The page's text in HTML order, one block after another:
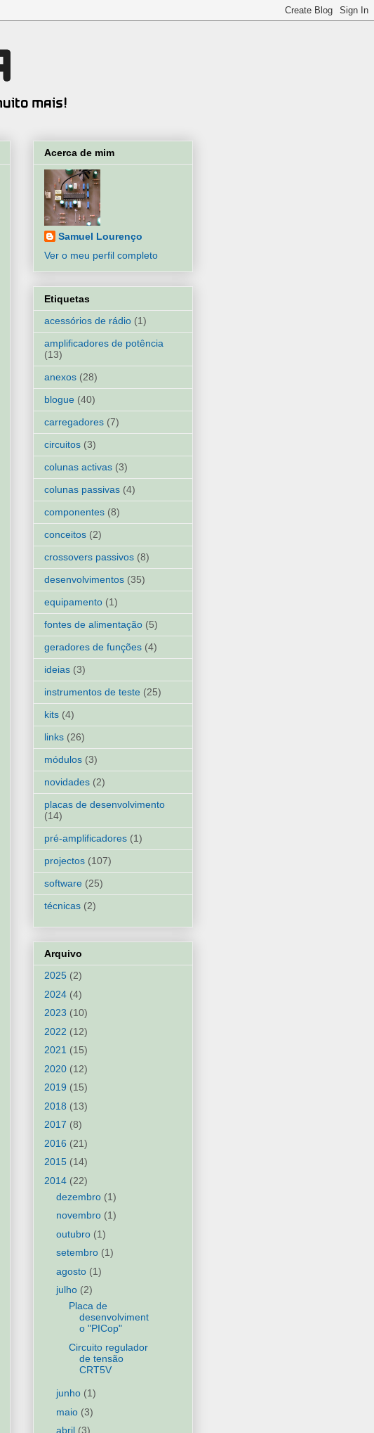
Acerca de mim
Samuel Lourenço
Ver o meu perfil completo
Etiquetas
acessórios de rádio (1)
amplificadores de potência
(13)
anexos (28)
blogue (40)
carregadores (7)
circuitos (3)
colunas activas (3)
colunas passivas (4)
componentes (8)
conceitos (2)
crossovers passivos (8)
desenvolvimentos (35)
equipamento (1)
fontes de alimentação (5)
geradores de funções (4)
ideias (3)
instrumentos de teste (25)
kits (4)
links (26)
módulos (3)
novidades (2)
placas de desenvolvimento
(14)
pré-amplificadores (1)
projectos (107)
software (25)
técnicas (2)
Arquivo
2025 (2)
2024 (4)
2023 (10)
2022 (12)
2021 (15)
2020 (12)
2019 (15)
2018 (13)
2017 (8)
2016 (21)
2015 (14)
2014 (22)
dezembro (1)
novembro (1)
outubro (1)
setembro (1)
agosto (1)
julho (2)
Placa de
desenvolviment
o "PICop"
Circuito regulador
de tensão
CRT5V
junho (1)
maio (3)
abril (3)